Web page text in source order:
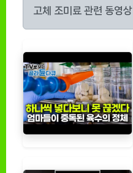
고체 조미료 관련 동영상